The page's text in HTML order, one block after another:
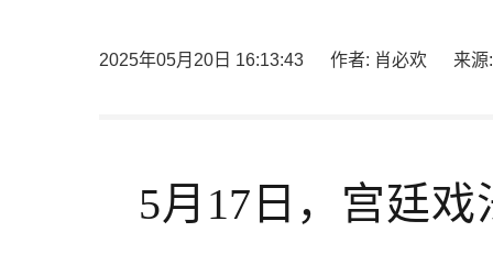
2025年05月20日 16:13:43 作者: 肖必欢 来源
5月17日，宫廷